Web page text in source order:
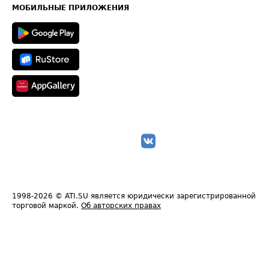
Техническая информация
МОБИЛЬНЫЕ ПРИЛОЖЕНИЯ
1998-2026 © ATI.SU является юридически зарегистрированной
торговой маркой. Об авторских правах